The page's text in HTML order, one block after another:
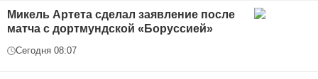
Микель Артета сделал заявление после
матча с дортмундской «Боруссией»
Сегодня 08:07